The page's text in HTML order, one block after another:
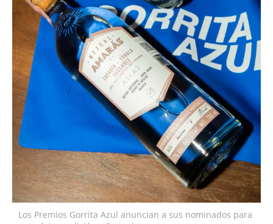
Los Premios Gorrita Azul anuncian a sus nominados para